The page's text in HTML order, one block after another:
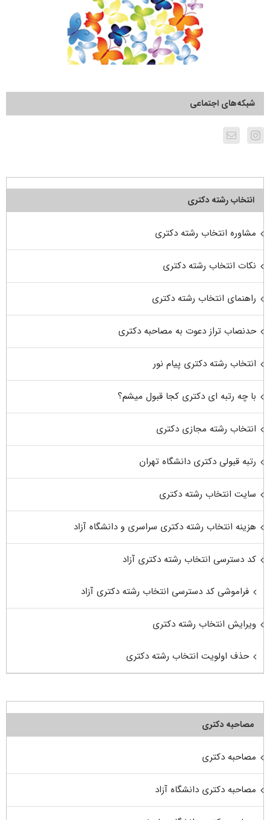
شبکه‌های اجتماعی
انتخاب رشته دکتری
مشاوره انتخاب رشته دکتری
نکات انتخاب رشته دکتری
راهنمای انتخاب رشته دکتری
حدنصاب تراز دعوت به مصاحبه دکتری
انتخاب رشته دکتری پیام نور
با چه رتبه ای دکتری کجا قبول میشم؟
انتخاب رشته مجازی دکتری
رتبه قبولی دکتری دانشگاه تهران
سایت انتخاب رشته دکتری
هزینه انتخاب رشته دکتری سراسری و دانشگاه آزاد
کد دسترسی انتخاب رشته دکتری آزاد
فراموشی کد دسترسی انتخاب رشته دکتری آزاد
ویرایش انتخاب رشته دکتری
حذف اولویت انتخاب رشته دکتری
مصاحبه دکتری
مصاحبه دکتری
مصاحبه دکتری دانشگاه آزاد